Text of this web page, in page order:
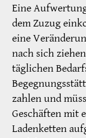
Eine
dem Zuzug
eine
nach sich
täglichen
zahlen und
Geschäften mit
Ladenketten